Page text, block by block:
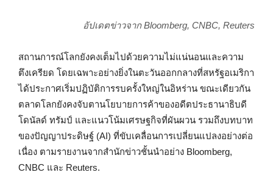
อัปเดตข่าวจาก Bloomberg, CNBC, Reuters
สถานการณ์โลกยังคงเต็มไปด้วยความไม่แน่นอนและความ
ตึงเครียด โดยเฉพาะอย่างยิ่งในตะวันออกกลางที่สหรัฐอเมริกา
ได้ประกาศเริ่มปฏิบัติการรบครั้งใหญ่ในอิหร่าน ขณะเดียวกัน
ตลาดโลกยังคงจับตานโยบายการค้าของอดีตประธานาธิบดี
โดนัลด์ ทรัมป์ และแนวโน้มเศรษฐกิจที่ผันผวน รวมถึงบทบาท
ของปัญญาประดิษฐ์ (AI) ที่ขับเคลื่อนการเปลี่ยนแปลงอย่างต่อ
เนื่อง ตามรายงานจากสำนักข่าวชั้นนำอย่าง Bloomberg,
CNBC และ Reuters.